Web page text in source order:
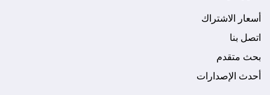
أسعار الاشتراك
اتصل بنا
بحث متقدم
أحدث الإصدارات